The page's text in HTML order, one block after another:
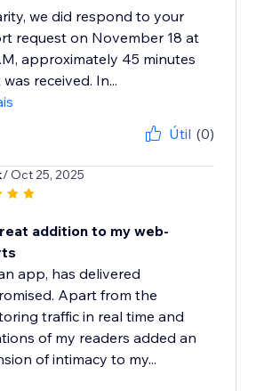
we did respond to your
request on November 18 at
approximately 45 minutes
received. In...
Útil (0)
/ Oct 25, 2025
addition to my web-
app, has delivered
Apart from the
traffic in real time and
of my readers added an
of intimacy to my...